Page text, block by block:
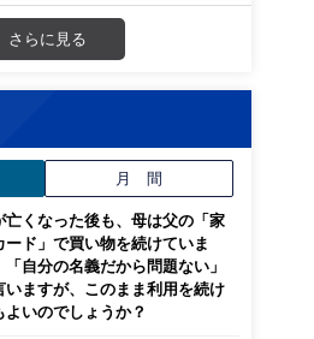
さらに見る
月 間
亡くなった後も、母は父の「家
ード」で買い物を続けていま
「自分の名義だから問題ない」
いますが、このまま利用を続け
よいのでしょうか？